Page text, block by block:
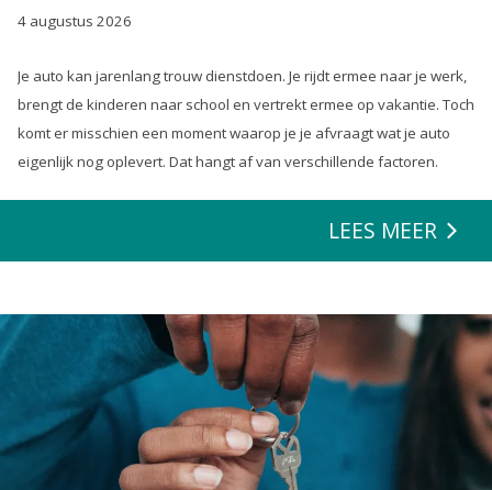
4 augustus 2026
Je auto kan jarenlang trouw dienstdoen. Je rijdt ermee naar je werk,
brengt de kinderen naar school en vertrekt ermee op vakantie. Toch
komt er misschien een moment waarop je je afvraagt wat je auto
eigenlijk nog oplevert. Dat hangt af van verschillende factoren.
LEES MEER